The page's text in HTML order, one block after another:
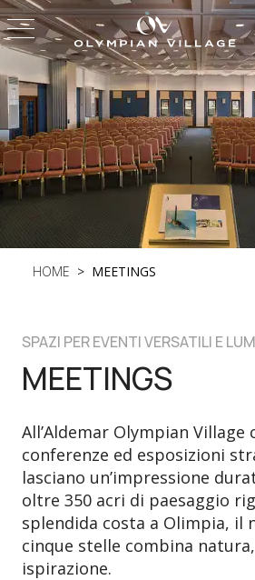
HOME MEETINGS
SPAZI PER EVENTI VERSATILI E
MEETINGS
All’Aldemar Olympian
conferenze ed esposizioni
lasciano un’impressione
oltre 350 acri di paesaggio
splendida costa a Olimpia, il
cinque stelle combina
ispirazione.